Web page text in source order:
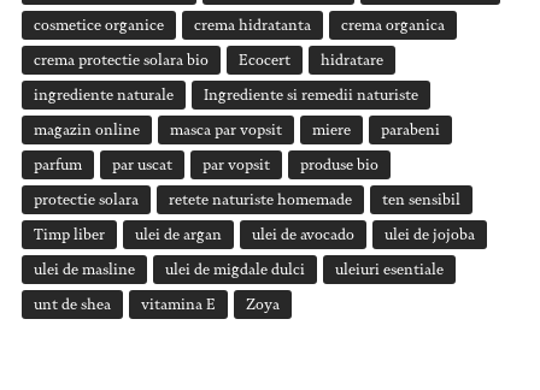
cosmetice organice crema hidratanta crema organica
crema protectie solara bio Ecocert hidratare
ingrediente naturale Ingrediente si remedii naturiste
magazin online masca par vopsit miere parabeni
parfum par uscat par vopsit produse bio
protectie solara retete naturiste homemade ten sensibil
Timp liber ulei de argan ulei de avocado ulei de jojoba
ulei de masline ulei de migdale dulci uleiuri esentiale
unt de shea vitamina E Zoya